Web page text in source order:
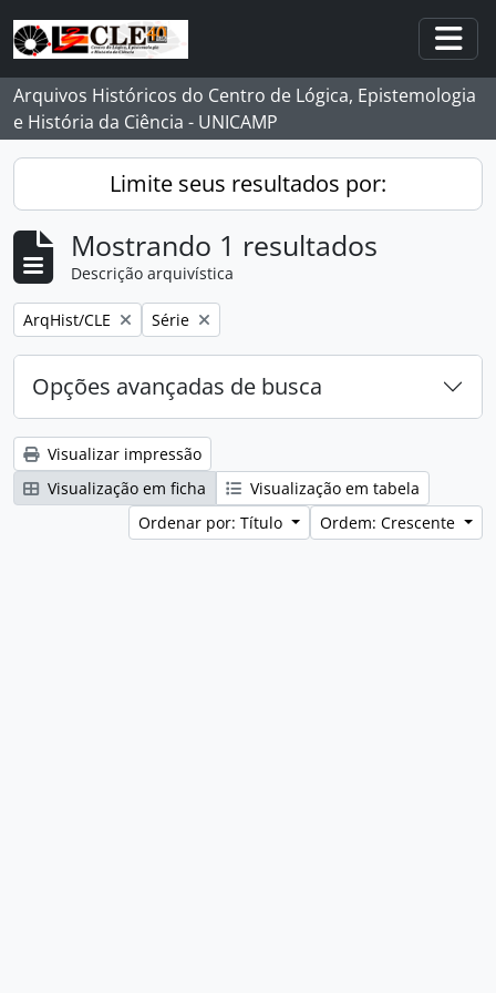
Skip to main content
Arquivos Históricos do Centro de Lógica, Epistemologia
e História da Ciência - UNICAMP
Limite seus resultados por:
Mostrando 1 resultados
Descrição arquivística
Remover filtro:
ArqHist/CLE Remover filtro:
Série
Opções avançadas de busca
Visualizar impressão
Visualização em ficha
Visualização em tabela
Ordenar por: Título
Ordem: Crescente